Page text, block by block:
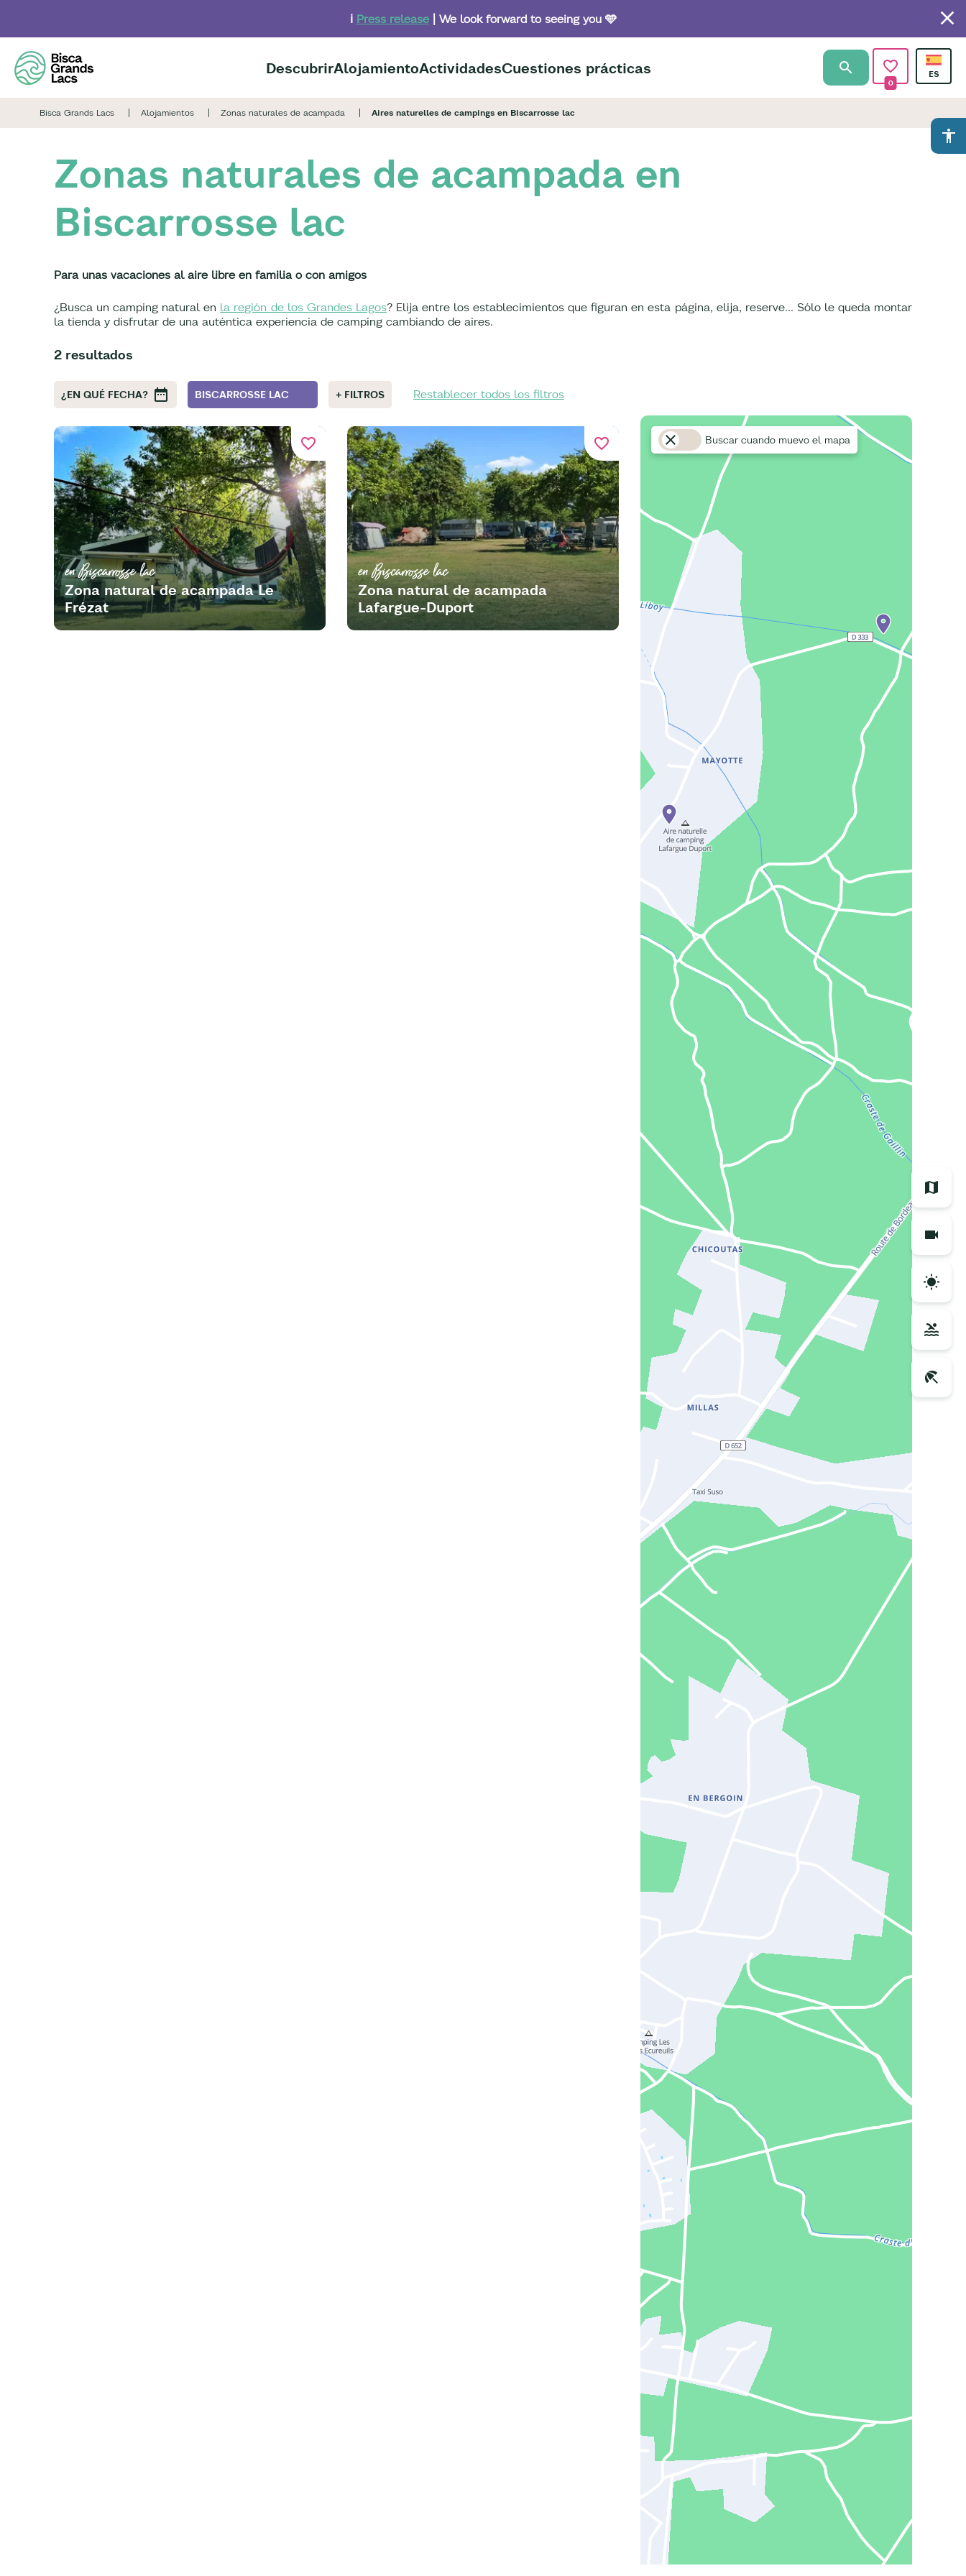
main
content
ℹ️ Press release| We look forward to seeing you 🩵
DescubrirAlojamientoActividadesCuestiones prácticas
0
Bisca Grands Lacs Alojamientos Zonas naturales de acampada Aires naturelles de campings en Biscarrosse lac
accessibility
Zonas naturales de acampada en
Biscarrosse lac
Para unas vacaciones al aire libre en familia o con amigos
¿Busca un camping natural en la región de los Grandes Lagos? Elija entre los establecimientos que figuran en esta página, elija, reserve... Sólo le queda montar
la tienda y disfrutar de una auténtica experiencia de camping cambiando de aires.
2 resultados
¿EN QUÉ FECHA? BISCARROSSE LAC + FILTROS Restablecer todos los filtros
favorite_border
en Biscarrosse lac
Zona natural de acampada Le
Frézat
favorite_border
en Biscarrosse lac
Zona natural de acampada
Lafargue-Duport
Buscar cuando muevo el mapa